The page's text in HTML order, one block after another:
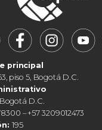
principal
piso 5, Bogotá D.C.
Bogotá D.C.
– +57 3209012473
195